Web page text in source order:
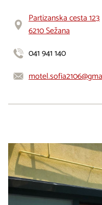
Partizanska cesta 123
6210 Sežana
041 941 140